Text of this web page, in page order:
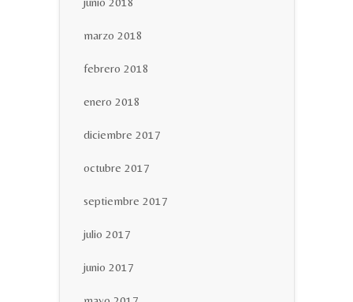
marzo 2018
febrero 2018
enero 2018
diciembre 2017
octubre 2017
septiembre 2017
julio 2017
junio 2017